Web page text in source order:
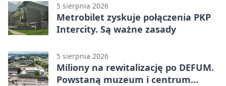
5 sierpnia 2026
Metrobilet zyskuje połączenia PKP
Intercity. Są ważne zasady
5 sierpnia 2026
Miliony na rewitalizację po DEFUM.
Powstaną muzeum i centrum